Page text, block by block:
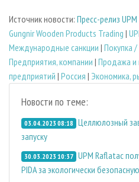
Источник новости: Пресс-релиз UPM
Gungnir Wooden Products Trading |
Международные санкции | Покупка
Предприятия, компании | Продажа и
предприятий | Россия | Экономика,
Новости по теме:
03.04.2023 08:18 Целлюлозный
запуску
30.03.2023 10:37 UPM Raflatac
PIDA за экологически